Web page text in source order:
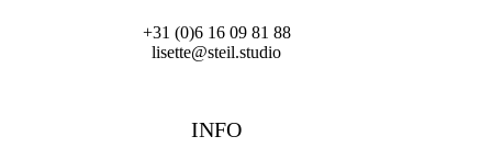
+31 (0)6 16 09 81 88
lisette@steil.studio
INFO